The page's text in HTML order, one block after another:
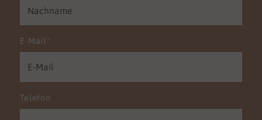
E-Mail *
Telefon